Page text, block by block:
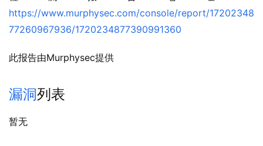
https://www.murphysec.com/console/report/17202348
77260967936/1720234877390991360
此报告由Murphysec提供
漏洞列表
暂无